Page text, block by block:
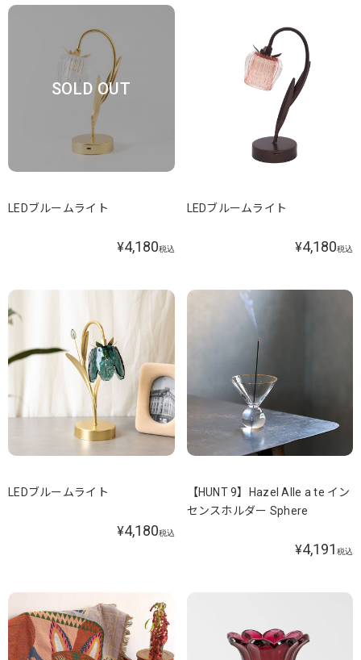
SOLD OUT
LEDブルームライト
¥4,180税込
LEDブルームライト
¥4,180税込
LEDブルームライト
¥4,180税込
【HUNT 9】Hazel Alle a te イン
センスホルダー Sphere
¥4,191 税込